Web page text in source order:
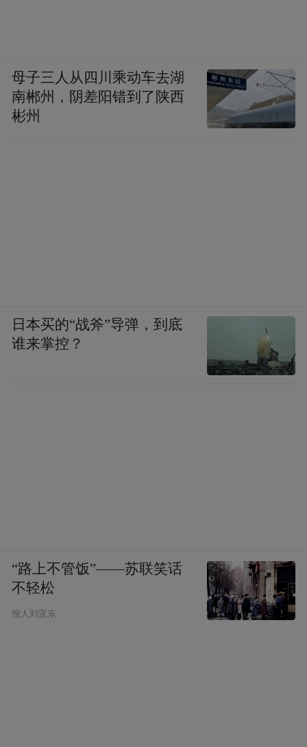
母子三人从四川乘动车去湖
南郴州，阴差阳错到了陕西
彬州
日本买的“战斧”导弹，到底
谁来掌控？
“路上不管饭”——苏联笑话
不轻松
报人刘亚东